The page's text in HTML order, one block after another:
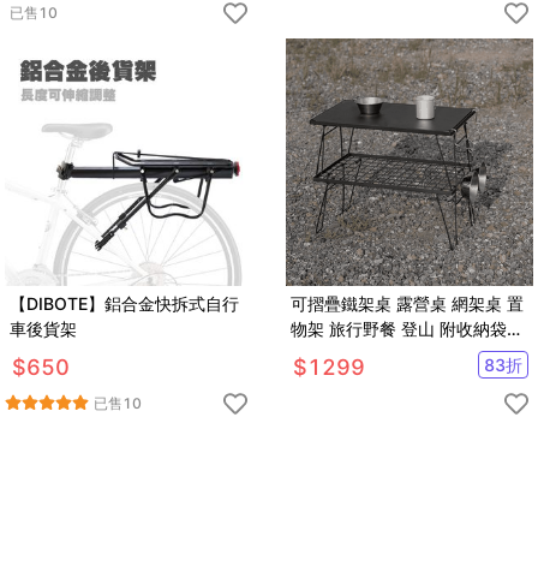
已售 10
【DIBOTE】鋁合金快拆式自行
車後貨架
$650
已售 10
可摺疊鐵架桌 露營桌 網架桌 置
物架 旅行野餐 登山 附收納袋
【YV61239】
$1299 83折